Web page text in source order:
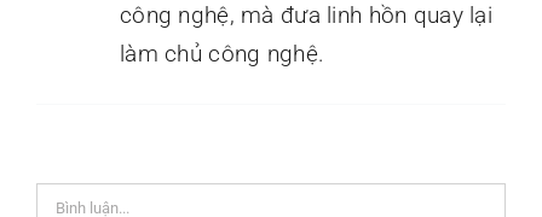
công nghệ, mà đưa linh hồn quay lại
làm chủ công nghệ.
Comment